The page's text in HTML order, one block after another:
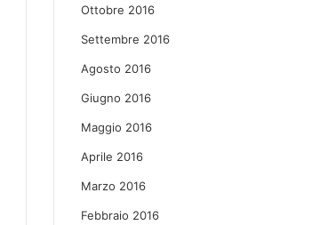
Ottobre 2016
Settembre 2016
Agosto 2016
Giugno 2016
Maggio 2016
Aprile 2016
Marzo 2016
Febbraio 2016